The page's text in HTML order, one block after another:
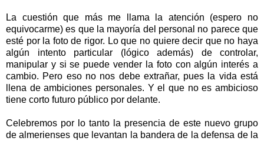
La cuestión que más me llama la atención (espero no
equivocarme) es que la mayoría del personal no parece que
esté por la foto de rigor. Lo que no quiere decir que no haya
algún intento particular (lógico además) de controlar,
manipular y si se puede vender la foto con algún interés a
cambio. Pero eso no nos debe extrañar, pues la vida está
llena de ambiciones personales. Y el que no es ambicioso
tiene corto futuro público por delante.
Celebremos por lo tanto la presencia de este nuevo grupo
de almerienses que levantan la bandera de la defensa de la